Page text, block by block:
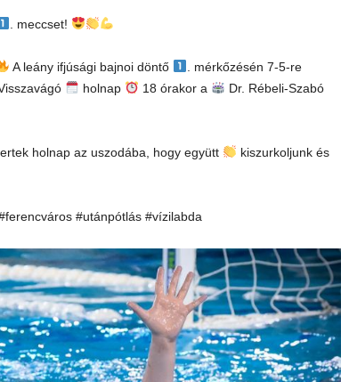
. meccset!
A leány ifjúsági bajnoi döntő
. mérkőzésén 7-5-re
holnap 18 órakor a
Dr. Rébeli-Szabó
holnap az uszodába, hogy együtt
kiszurkoljunk és
#utánpótlás #vízilabda